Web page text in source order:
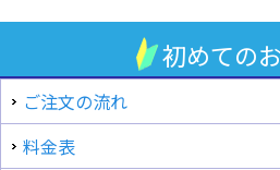
初めての
ご注文の流れ
料金表